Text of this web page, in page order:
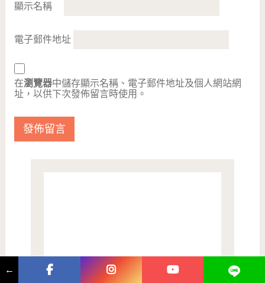
顯示名稱
電子郵件地址
在瀏覽器中儲存顯示名稱、電子郵件地址及個人網站網
址，以供下次發佈留言時使用。
←